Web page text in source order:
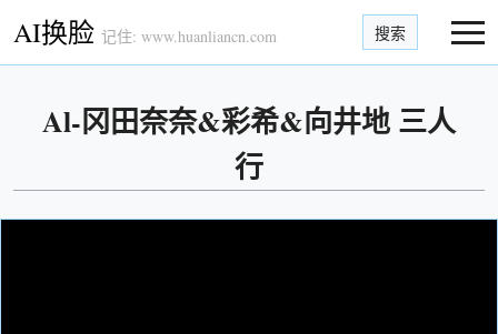
AI换脸 记住: www.huanliancn.com 搜索
Al-冈田奈奈&彩希&向井地 三人
行